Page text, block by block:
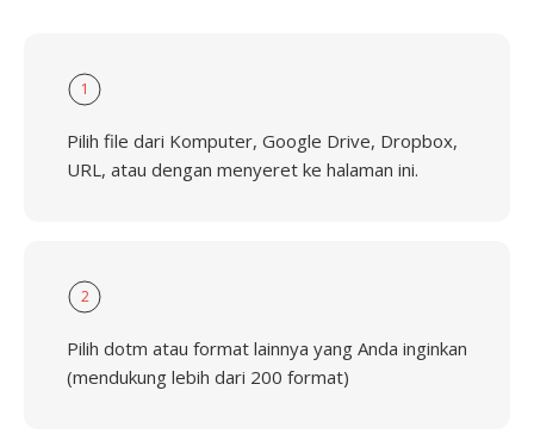
1
Pilih file dari Komputer, Google Drive, Dropbox,
URL, atau dengan menyeret ke halaman ini.
2
Pilih dotm atau format lainnya yang Anda inginkan
(mendukung lebih dari 200 format)